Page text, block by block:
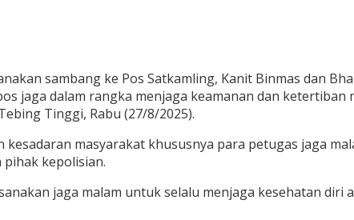
sambang ke Pos Satkamling, Kanit Binmas dan
jaga dalam rangka menjaga keamanan dan
Tinggi, Rabu (27/8/2025).
masyarakat khususnya para petugas jaga
kepolisian.
jaga malam untuk selalu menjaga kesehatan